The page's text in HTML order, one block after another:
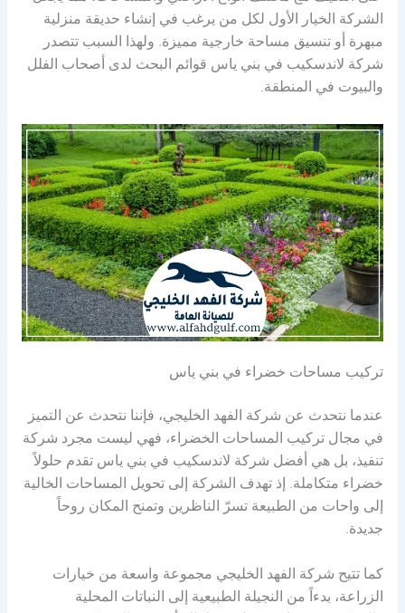
الشركة الخيار الأول لكل من يرغب في إنشاء حديقة منزلية
مبهرة أو تنسيق مساحة خارجية مميزة. ولهذا السبب تتصدر
شركة لاندسكيب في بني ياس قوائم البحث لدى أصحاب الفلل
والبيوت في المنطقة.
تركيب مساحات خضراء في بني ياس
عندما نتحدث عن شركة الفهد الخليجي، فإننا نتحدث عن التميز
في مجال تركيب المساحات الخضراء، فهي ليست مجرد شركة
تنفيذ، بل هي أفضل شركة لاندسكيب في بني ياس تقدم حلولاً
خضراء متكاملة. إذ تهدف الشركة إلى تحويل المساحات الخالية
إلى واحات من الطبيعة تسرّ الناظرين وتمنح المكان روحاً
جديدة.
كما تتيح شركة الفهد الخليجي مجموعة واسعة من خيارات
الزراعة، بدءاً من النجيلة الطبيعية إلى النباتات المحلية